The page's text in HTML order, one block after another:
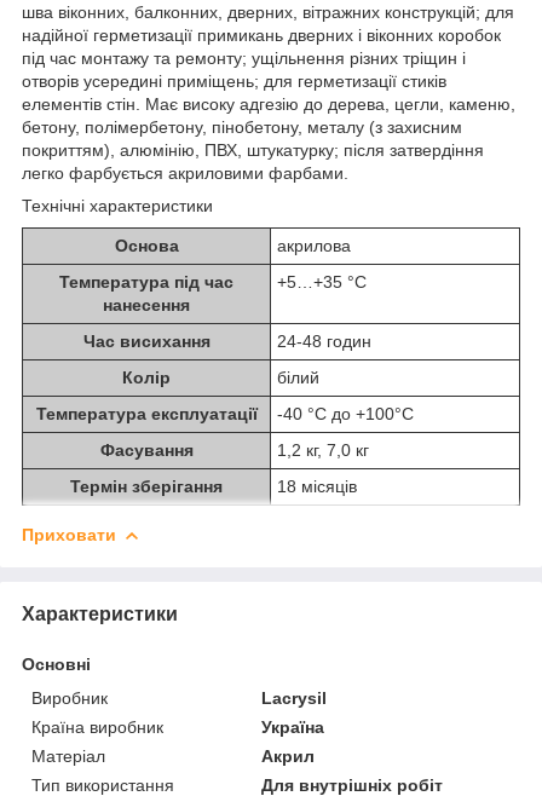
шва віконних, балконних, дверних, вітражних конструкцій; для
надійної герметизації примикань дверних і віконних коробок
під час монтажу та ремонту; ущільнення різних тріщин і
отворів усередині приміщень; для герметизації стиків
елементів стін. Має високу адгезію до дерева, цегли, каменю,
бетону, полімербетону, пінобетону, металу (з захисним
покриттям), алюмінію, ПВХ, штукатурку; після затвердіння
легко фарбується акриловими фарбами.
Технічні характеристики
Основа
акрилова
Температура під час
нанесення
+5…+35 °C
Час висихання
24-48 годин
Колір
білий
Температура експлуатації
-40 °C до +100°C
Фасування
1,2 кг, 7,0 кг
Термін зберігання
18 місяців
Приховати
Характеристики
Основні
Виробник
Lacrysil
Країна виробник
Україна
Матеріал
Акрил
Тип використання
Для внутрішніх робіт